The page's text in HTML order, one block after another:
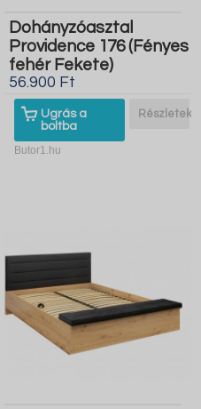
Dohányzóasztal
Providence 176 (Fényes
fehér Fekete)
56.900 Ft
Ugrás a
boltba
Részletek
Butor1.hu